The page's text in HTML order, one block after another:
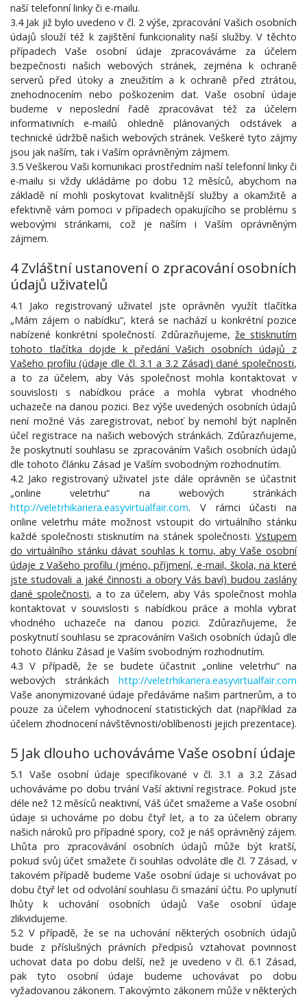
naší telefonní linky či e-mailu.
3.4 Jak již bylo uvedeno v čl. 2 výše, zpracování Vašich osobních
údajů slouží též k zajištění funkcionality naší služby. V těchto
případech Vaše osobní údaje zpracováváme za účelem
bezpečnosti našich webových stránek, zejména k ochraně
serverů před útoky a zneužitím a k ochraně před ztrátou,
znehodnocením nebo poškozením dat. Vaše osobní údaje
budeme v neposlední řadě zpracovávat též za účelem
informativních e-mailů ohledně plánovaných odstávek a
technické údržbě našich webových stránek. Veškeré tyto zájmy
jsou jak naším, tak i Vaším oprávněným zájmem.
3.5 Veškerou Vaši komunikaci prostředním naší telefonní linky či
e-mailu si vždy ukládáme po dobu 12 měsíců, abychom na
základě ní mohli poskytovat kvalitnější služby a okamžitě a
efektivně vám pomoci v případech opakujícího se problému s
webovými stránkami, což je naším i Vaším oprávněným
zájmem.
4 Zvláštní ustanovení o zpracování osobních
údajů uživatelů
4.1 Jako registrovaný uživatel jste oprávněn využít tlačítka
„Mám zájem o nabídku“, která se nachází u konkrétní pozice
nabízené konkrétní společností. Zdůrazňujeme, že stisknutím
tohoto tlačítka dojde k předání Vašich osobních údajů z
Vašeho profilu (údaje dle čl. 3.1 a 3.2 Zásad) dané společnosti,
a to za účelem, aby Vás společnost mohla kontaktovat v
souvislosti s nabídkou práce a mohla vybrat vhodného
uchazeče na danou pozici. Bez výše uvedených osobních údajů
není možné Vás zaregistrovat, neboť by nemohl být naplněn
účel registrace na našich webových stránkách. Zdůrazňujeme,
že poskytnutí souhlasu se zpracováním Vašich osobních údajů
dle tohoto článku Zásad je Vaším svobodným rozhodnutím.
4.2 Jako registrovaný uživatel jste dále oprávněn se účastnit
„online veletrhu“ na webových stránkách
http://veletrhikariera.easyvirtualfair.com. V rámci účasti na
online veletrhu máte možnost vstoupit do virtuálního stánku
každé společnosti stisknutím na stánek společnosti. Vstupem
do virtuálního stánku dávat souhlas k tomu, aby Vaše osobní
údaje z Vašeho profilu (jméno, příjmení, e-mail, škola, na které
jste studovali a jaké činnosti a obory Vás baví) budou zaslány
dané společnosti, a to za účelem, aby Vás společnost mohla
kontaktovat v souvislosti s nabídkou práce a mohla vybrat
vhodného uchazeče na danou pozici. Zdůrazňujeme, že
poskytnutí souhlasu se zpracováním Vašich osobních údajů dle
tohoto článku Zásad je Vaším svobodným rozhodnutím.
4.3 V případě, že se budete účastnit „online veletrhu“ na
webových stránkách http://veletrhikariera.easyvirtualfair.com
Vaše anonymizované údaje předáváme našim partnerům, a to
pouze za účelem vyhodnocení statistických dat (například za
účelem zhodnocení návštěvnosti/oblíbenosti jejich prezentace).
5 Jak dlouho uchováváme Vaše osobní údaje
5.1 Vaše osobní údaje specifikované v čl. 3.1 a 3.2 Zásad
uchováváme po dobu trvání Vaší aktivní registrace. Pokud jste
déle než 12 měsíců neaktivní, Váš účet smažeme a Vaše osobní
údaje si uchováme po dobu čtyř let, a to za účelem obrany
našich nároků pro případné spory, což je náš oprávněný zájem.
Lhůta pro zpracovávání osobních údajů může být kratší,
pokud svůj účet smažete či souhlas odvoláte dle čl. 7 Zásad, v
takovém případě budeme Vaše osobní údaje si uchovávat po
dobu čtyř let od odvolání souhlasu či smazání účtu. Po uplynutí
lhůty k uchování osobních údajů Vaše osobní údaje
zlikvidujeme.
5.2 V případě, že se na uchování některých osobních údajů
bude z příslušných právních předpisů vztahovat povinnost
uchovat data po dobu delší, než je uvedeno v čl. 6.1 Zásad,
pak tyto osobní údaje budeme uchovávat po dobu
vyžadovanou zákonem. Takovýmto zákonem může v některých